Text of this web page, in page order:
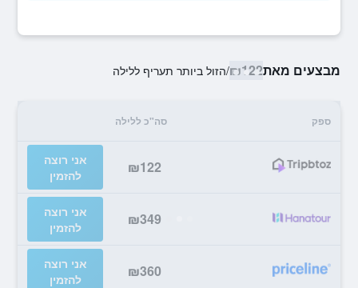
מבצעים מאת₪122
/הזול ביותר תעריף ללילה
ספק סה"כ ללילה
₪122
אני רוצה
להזמין
₪349
אני רוצה
להזמין
₪360
אני רוצה
להזמין